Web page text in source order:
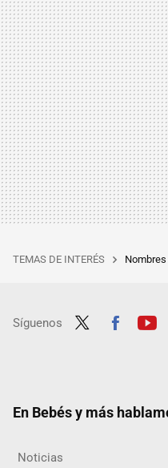
TEMAS DE INTERÉS
Síguenos
En Bebés y más
Noticias